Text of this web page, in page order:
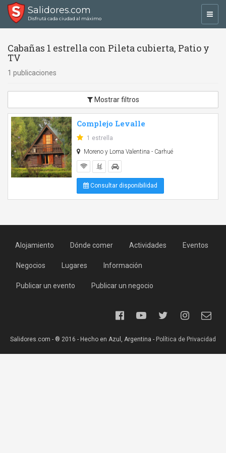
Salidores.com
Disfrutá cada ciudad al máximo
Cabañas 1 estrella con Pileta cubierta, Patio y
TV
1 publicaciones
Mostrar filtros
Complejo Levalle
1 estrella
Moreno y Loma Valentina - Carhué
Consultar disponibilidad
Alojamiento Dónde comer Actividades Eventos
Negocios Lugares Información
Publicar un evento Publicar un negocio
Salidores.com - ® 2016 - Hecho en Azul, Argentina - Política de Privacidad